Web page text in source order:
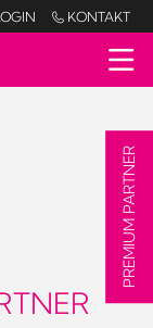
 KONTAKT
PREMIUM PARTNER